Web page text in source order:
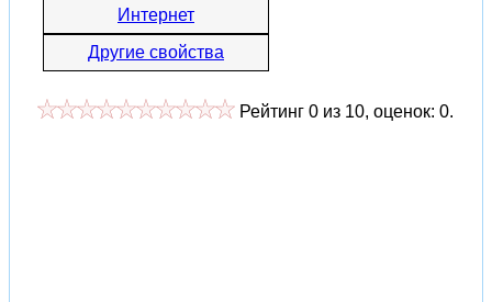
Интернет
Другие свойства
Рейтинг 0 из 10, оценок: 0.